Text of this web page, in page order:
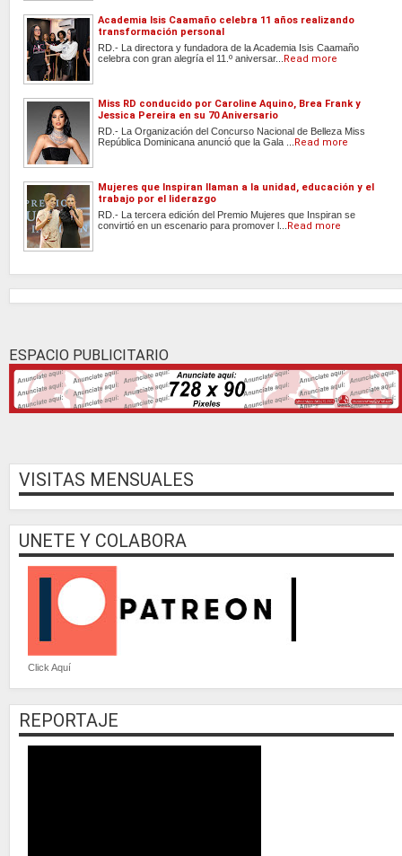
Academia Isis Caamaño celebra 11 años realizando
transformación personal
RD.- La directora y fundadora de la Academia Isis Caamaño
celebra con gran alegría el 11.º aniversar...
Read more
Miss RD conducido por Caroline Aquino, Brea Frank y
Jessica Pereira en su 70 Aniversario
RD.- La Organización del Concurso Nacional de Belleza Miss
República Dominicana anunció que la Gala ...
Read more
Mujeres que Inspiran llaman a la unidad, educación y el
trabajo por el liderazgo
RD.- La tercera edición del Premio Mujeres que Inspiran se
convirtió en un escenario para promover l...
Read more
ESPACIO PUBLICITARIO
VISITAS MENSUALES
UNETE Y COLABORA
Click Aquí
REPORTAJE